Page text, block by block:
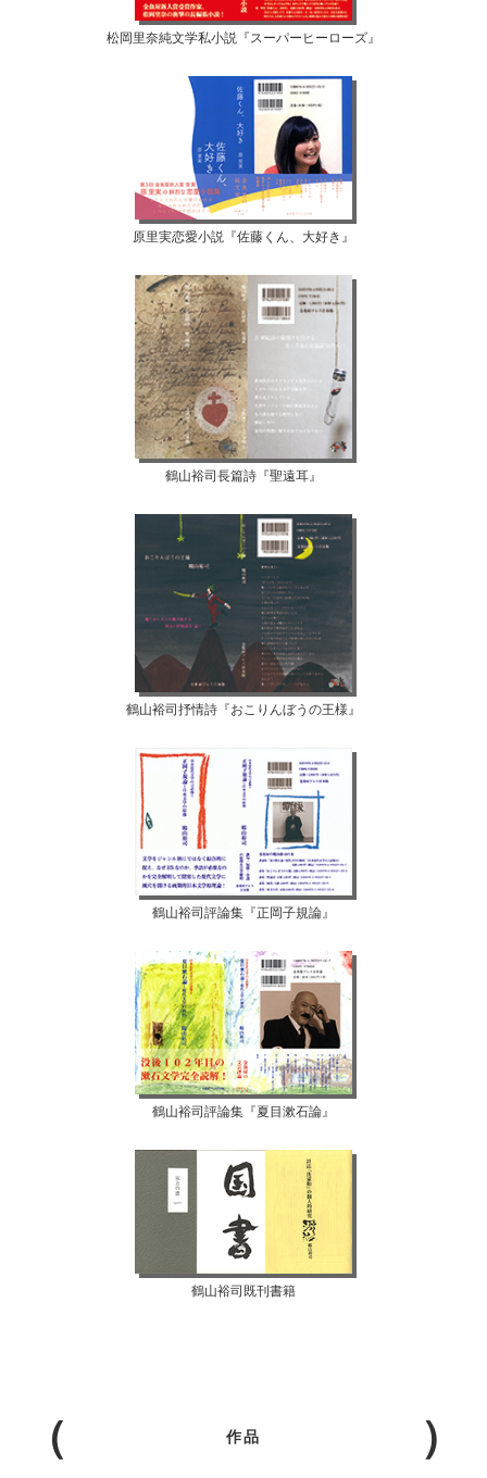
松岡里奈純文学私小説『スーパーヒーローズ』
原里実恋愛小説『佐藤くん、大好き』
鶴山裕司長篇詩『聖遠耳』
鶴山裕司抒情詩『おこりんぼうの王様』
鶴山裕司評論集『正岡子規論』
鶴山裕司評論集『夏目漱石論』
鶴山裕司既刊書籍
作品